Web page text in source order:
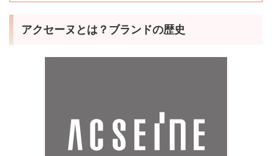
アクセーヌとは？ブランドの歴史